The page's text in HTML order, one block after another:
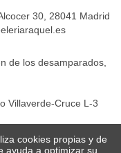
30, 28041 Madrid
de los desamparados,
Villaverde-Cruce L-3
cookies propias y de
ayuda a optimizar su